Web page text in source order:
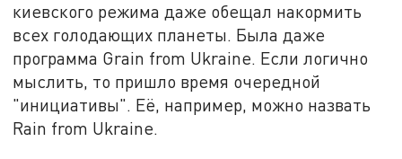
киевского режима даже обещал накормить
всех голодающих планеты. Была даже
программа Grain from Ukraine. Если логично
мыслить, то пришло время очередной
"инициативы". Её, например, можно назвать
Rain from Ukraine.